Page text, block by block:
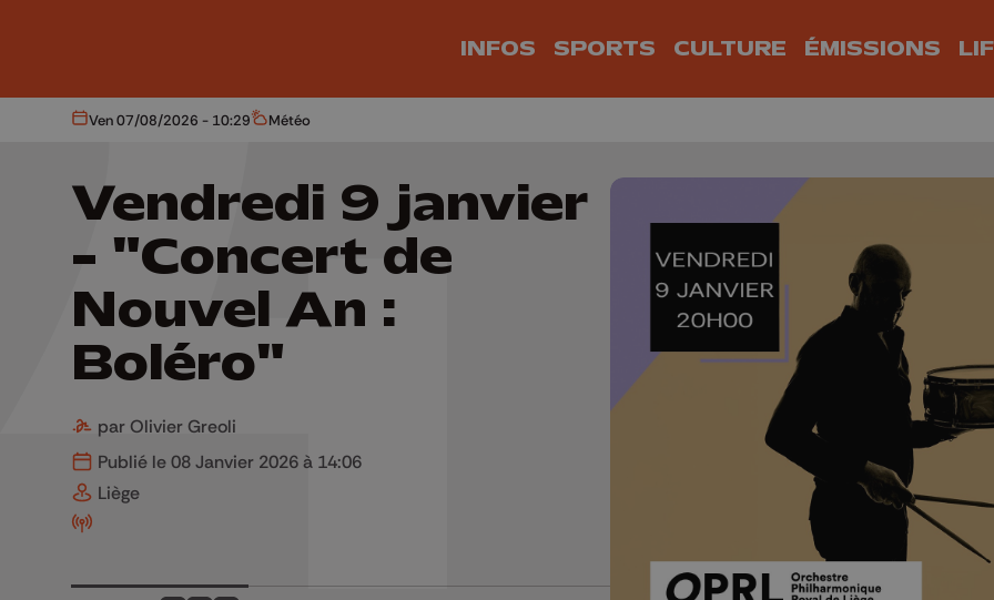
INFOS SPORTS CULTURE ÉMISSIONS
Aujourd'hui
Ven 07/08/2026 - 10:29 Météo
Météo
Vendredi 9 janvier
- "Concert de
Nouvel An :
Boléro"
par Olivier Greoli
Publié le 08 Janvier 2026 à 14:06
Liège